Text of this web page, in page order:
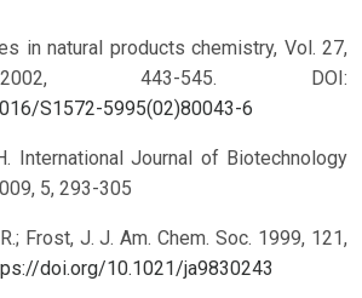
in natural products chemistry, Vol. 27,
2002, 443-545.
DOI:
S1572-5995(02)80043-6
International Journal of Biotechnology
5, 293-305
Frost, J. J. Am. Chem. Soc. 1999, 121,
doi.org/10.1021/ja9830243